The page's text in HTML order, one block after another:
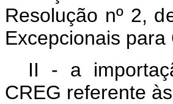
Resolução nº 2,
Excepcionais
II - a
CREG referente